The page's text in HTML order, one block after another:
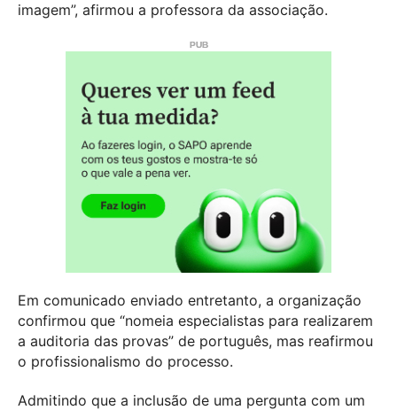
imagem”, afirmou a professora da associação.
Em comunicado enviado entretanto, a organização
confirmou que “nomeia especialistas para realizarem
a auditoria das provas” de português, mas reafirmou
o profissionalismo do processo.
Admitindo que a inclusão de uma pergunta com um